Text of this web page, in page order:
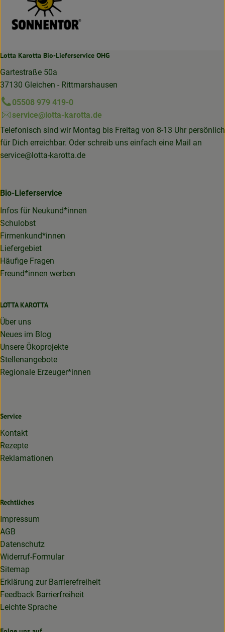
Lotta Karotta Bio-Lieferservice OHG
Gartestraße 50a
37130 Gleichen - Rittmarshausen
05508 979 419-0
service@lotta-karotta.de
Telefonisch sind wir Montag bis Freitag von 8-13 Uhr persönlich
für Dich erreichbar. Oder schreib uns einfach eine Mail an
service@lotta-karotta.de
Bio-Lieferservice
Infos für Neukund*innen
Schulobst
Firmenkund*innen
Liefergebiet
Häufige Fragen
Freund*innen werben
LOTTA KAROTTA
Über uns
Neues im Blog
Unsere Ökoprojekte
Stellenangebote
Regionale Erzeuger*innen
Service
Kontakt
Rezepte
Reklamationen
Rechtliches
Impressum
AGB
Datenschutz
Widerruf-Formular
Sitemap
Erklärung zur Barrierefreiheit
Feedback Barrierfreiheit
Leichte Sprache